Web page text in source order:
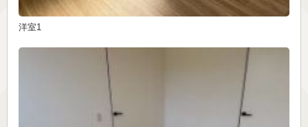
洋室1